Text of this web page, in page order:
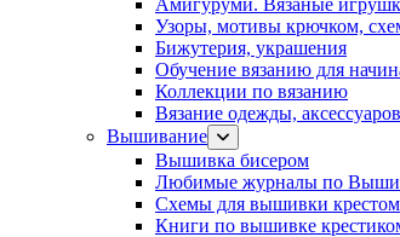
Амигуруми. Вязаные
Узоры, мотивы крючком,
Бижутерия, украшения
Обучение вязанию для
Коллекции по вязанию
Вязание одежды, аксессуаров
Вышивание
Вышивка бисером
Любимые журналы по
Схемы для вышивки крестом
Книги по вышивке